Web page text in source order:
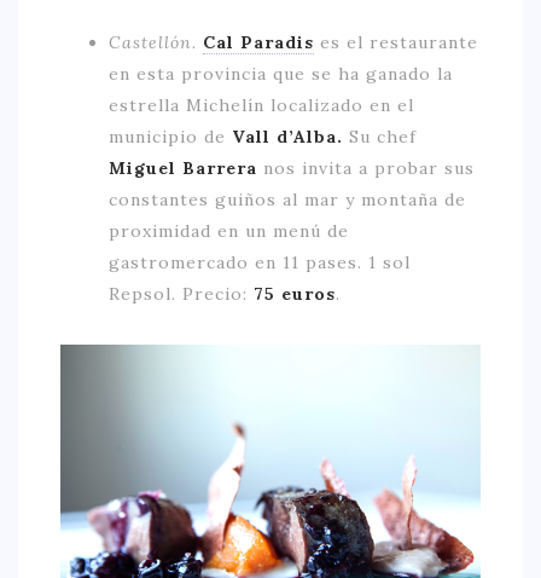
Castellón. Cal Paradis es el restaurante
en esta provincia que se ha ganado la
estrella Michelín localizado en el
municipio de Vall d’Alba. Su chef
Miguel Barrera nos invita a probar sus
constantes guiños al mar y montaña de
proximidad en un menú de
gastromercado en 11 pases. 1 sol
Repsol. Precio: 75 euros.